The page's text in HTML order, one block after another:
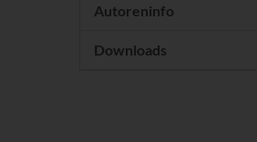
Autoreninfo
Downloads